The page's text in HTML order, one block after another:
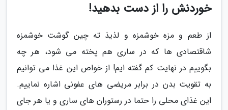
خوردنش را از دست بدهید!
از طعم و مزه خوشمزه و لذیذ ته چین گوشت خوشمزه
شاقتصادی ها که در ساری هم پخته می شود، هر چه
بگوییم در نهایت کم گفته ایم! از خواص این غذا می توانیم
به تقویت بدن در برابر مریضی های عفونی اشاره نماییم.
این غذای محلی را حتما در رستوران های ساری و یا هر جای